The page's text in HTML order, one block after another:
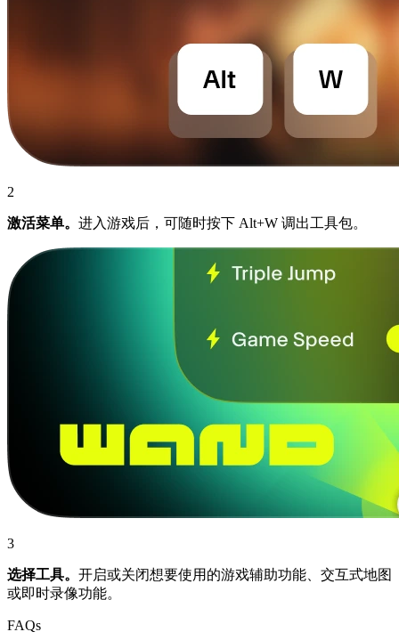
2
激活菜单。 进入游戏后，可随时按下 Alt+W 调出工具包。
3
选择工具。 开启或关闭想要使用的游戏辅助功能、交互式地图
或即时录像功能。
FAQs